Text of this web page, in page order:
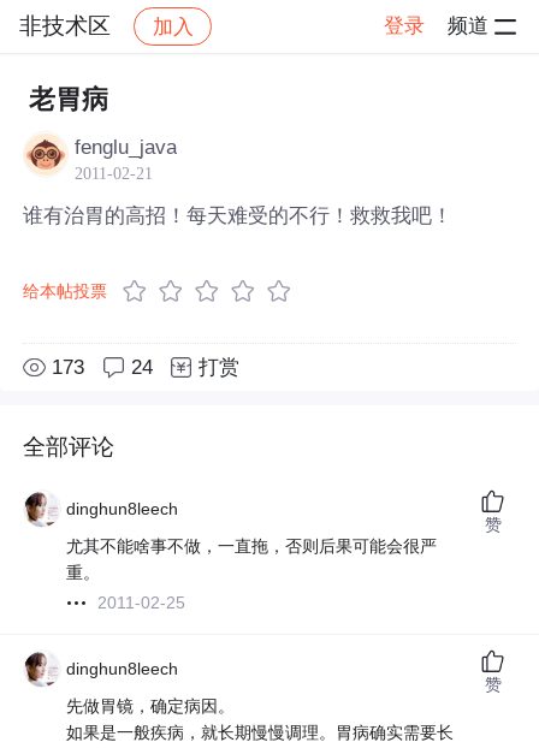
非技术区 加入 登录 频道
社区 非技术区
老胃病
fenglu_java
2011-02-21
谁有治胃的高招！每天难受的不行！救救我吧！
给本帖投票
173 24 打赏
全部评论
dinghun8leech
尤其不能啥事不做，一直拖，否则后果可能会很严
重。
2011-02-25
赞
dinghun8leech
先做胃镜，确定病因。
如果是一般疾病，就长期慢慢调理。胃病确实需要长
赞